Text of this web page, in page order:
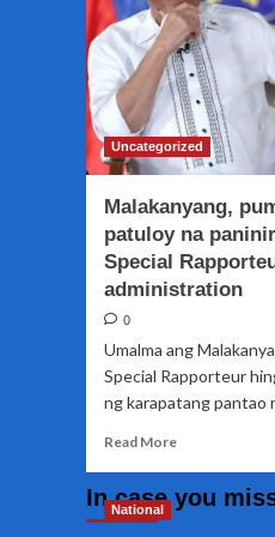
Uncategorized
Malakanyang,
patuloy na
Special
administration
0
Umalma ang
Special Rapporteur
ng karapatang pantao
Read MoreRead
Malakanyang,
In case you
National